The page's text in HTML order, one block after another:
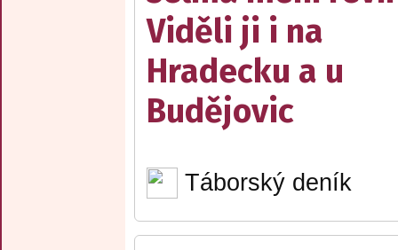
Viděli ji i na
Hradecku a u
Budějovic
Táborský deník